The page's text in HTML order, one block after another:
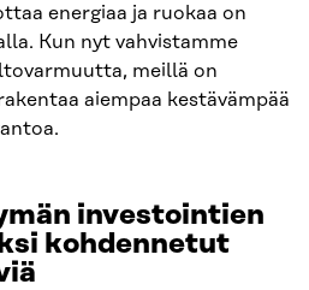
energiaa ja ruokaa on
Kun nyt vahvistamme
meillä on
aiempaa kestävämpää
investointien
kohdennetut